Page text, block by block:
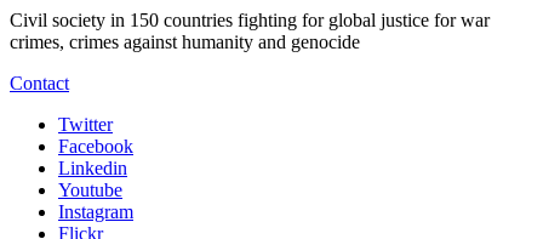
Skip to main content
Civil society in 150 countries fighting for global justice for war
crimes, crimes against humanity and genocide
Contact
Twitter
Facebook
Linkedin
Youtube
Instagram
Flickr